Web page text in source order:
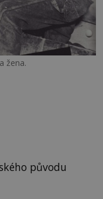
žena.
původu